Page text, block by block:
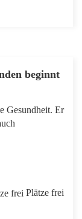
beginnt
Gesundheit. Er
Plätze frei